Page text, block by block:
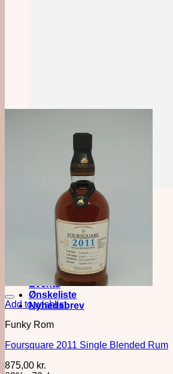
Månedens Mezcal
CUISH Tobasiche
Om os
Butikken
Baren
Kontakt
Events
Ønskeliste
Nyhedsbrev
Add to wishlist
Funky Rom
Foursquare 2011 Single Blended Rum
875,00 kr.